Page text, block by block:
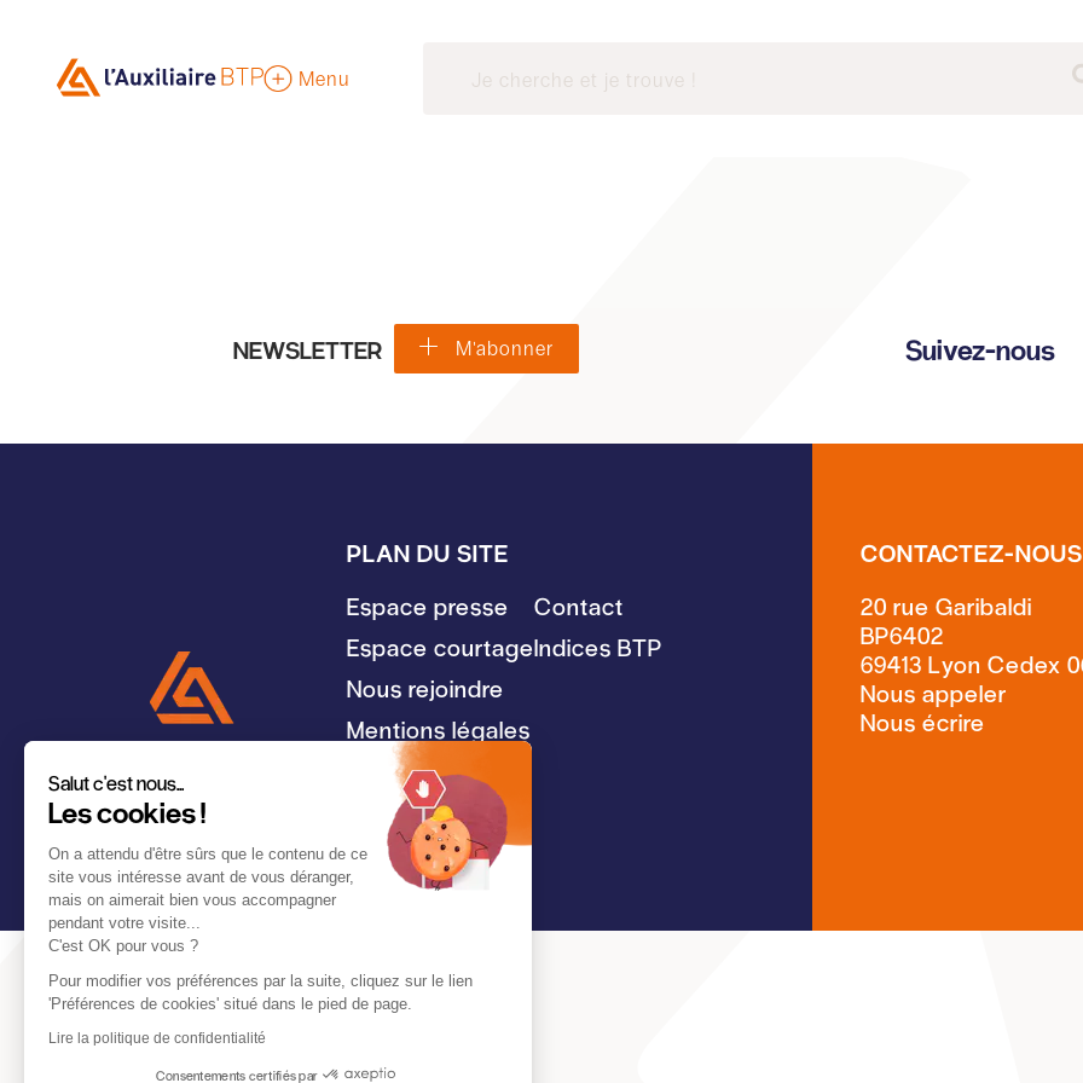
Menu
NEWSLETTER M'abonner Suivez-nous
PLAN DU SITE
Espace presse
Espace courtage
Nous rejoindre
Mentions légales
Contact
Indices BTP
© L'Auxiliaire 2026
CONTACTEZ-NOUS
20 rue Garibaldi
BP6402
69413 Lyon Cedex
Nous écrire
Salut c'est nous...
Les cookies !
On a attendu d'être sûrs que le contenu de ce
site vous intéresse avant de vous déranger,
mais on aimerait bien vous accompagner
pendant votre visite...
C'est OK pour vous ?
Pour modifier vos préférences par la suite, cliquez sur le lien
'Préférences de cookies' situé dans le pied de page.
Lire la politique de confidentialité
Consentements certifiés par